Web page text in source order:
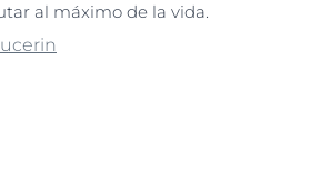
al máximo de la vida.